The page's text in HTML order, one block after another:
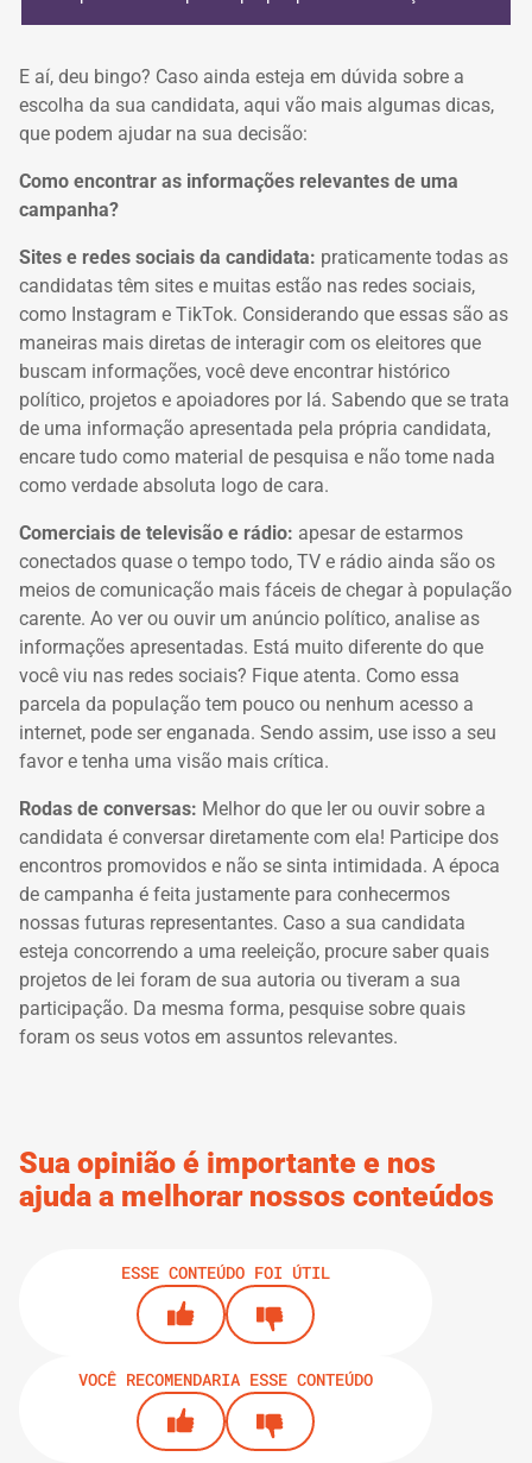
E aí, deu bingo? Caso ainda esteja em dúvida sobre a
escolha da sua candidata, aqui vão mais algumas dicas,
que podem ajudar na sua decisão:
Como encontrar as informações relevantes de uma
campanha?
Sites e redes sociais da candidata: praticamente todas as
candidatas têm sites e muitas estão nas redes sociais,
como Instagram e TikTok. Considerando que essas são as
maneiras mais diretas de interagir com os eleitores que
buscam informações, você deve encontrar histórico
político, projetos e apoiadores por lá. Sabendo que se trata
de uma informação apresentada pela própria candidata,
encare tudo como material de pesquisa e não tome nada
como verdade absoluta logo de cara.
Comerciais de televisão e rádio: apesar de estarmos
conectados quase o tempo todo, TV e rádio ainda são os
meios de comunicação mais fáceis de chegar à população
carente. Ao ver ou ouvir um anúncio político, analise as
informações apresentadas. Está muito diferente do que
você viu nas redes sociais? Fique atenta. Como essa
parcela da população tem pouco ou nenhum acesso a
internet, pode ser enganada. Sendo assim, use isso a seu
favor e tenha uma visão mais crítica.
Rodas de conversas: Melhor do que ler ou ouvir sobre a
candidata é conversar diretamente com ela! Participe dos
encontros promovidos e não se sinta intimidada. A época
de campanha é feita justamente para conhecermos
nossas futuras representantes. Caso a sua candidata
esteja concorrendo a uma reeleição, procure saber quais
projetos de lei foram de sua autoria ou tiveram a sua
participação. Da mesma forma, pesquise sobre quais
foram os seus votos em assuntos relevantes.
Sua opinião é importante e nos
ajuda a melhorar nossos conteúdos
ESSE CONTEÚDO FOI ÚTIL
VOCÊ RECOMENDARIA ESSE CONTEÚDO